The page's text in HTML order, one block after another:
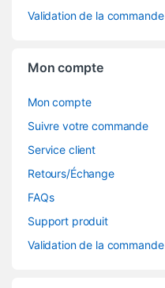
Validation de la commande
Mon compte
Mon compte
Suivre votre commande
Service client
Retours/Échange
FAQs
Support produit
Validation de la commande